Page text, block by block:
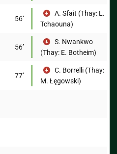
56’
A. Sfait (Thay: L.
Tchaouna)
56’
S. Nwankwo
(Thay: E. Botheim)
77’
C. Borrelli (Thay:
M. Łęgowski)